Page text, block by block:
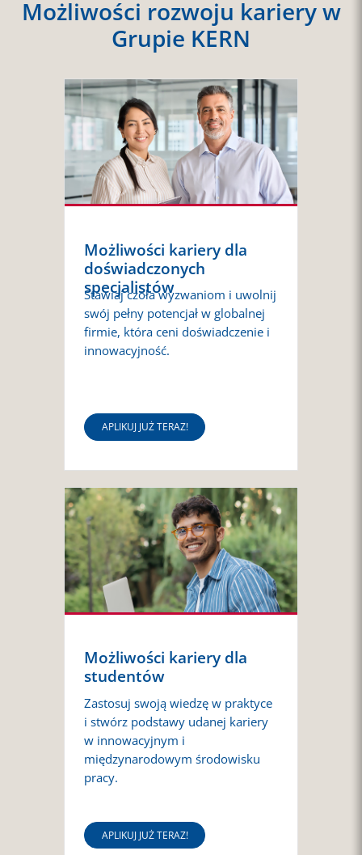
Możliwości rozwoju kariery w
Grupie KERN
Możliwości kariery dla
doświadczonych
specjalistów
Stawiaj czoła wyzwaniom i uwolnij
swój pełny potencjał w globalnej
firmie, która ceni doświadczenie i
innowacyjność.
APLIKUJ JUŻ TERAZ!
Możliwości kariery dla
studentów
Zastosuj swoją wiedzę w praktyce
i stwórz podstawy udanej kariery
w innowacyjnym i
międzynarodowym środowisku
pracy.
APLIKUJ JUŻ TERAZ!